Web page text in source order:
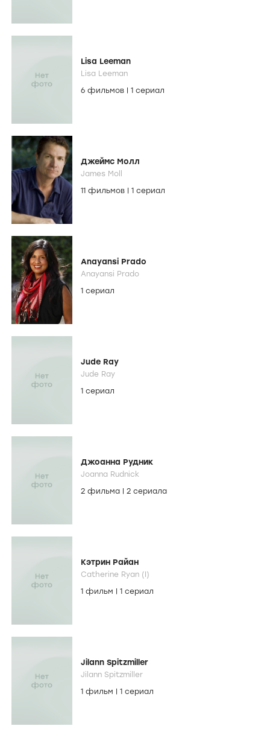
Lisa Leeman
Lisa Leeman
6 фильмов
1 сериал
Джеймс Молл
James Moll
11 фильмов
1 сериал
Anayansi Prado
Anayansi Prado
1 сериал
Jude Ray
Jude Ray
1 сериал
Джоанна Рудник
Joanna Rudnick
2 фильма
2 сериала
Кэтрин Райан
Catherine Ryan (I)
1 фильм
1 сериал
Jilann Spitzmiller
Jilann Spitzmiller
1 фильм
1 сериал